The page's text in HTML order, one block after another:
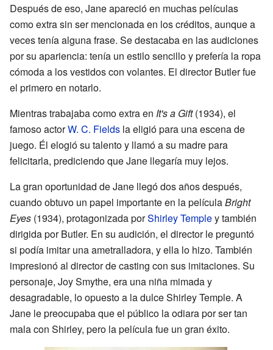
Después de eso, Jane apareció en muchas películas
como extra sin ser mencionada en los créditos, aunque a
veces tenía alguna frase. Se destacaba en las audiciones
por su apariencia: tenía un estilo sencillo y prefería la ropa
cómoda a los vestidos con volantes. El director Butler fue
el primero en notarlo.
Mientras trabajaba como extra en It's a Gift(1934), el
famoso actorW. C. Fields la eligió para una escena de
juego. Él elogió su talento y llamó a su madre para
felicitarla, prediciendo que Jane llegaría muy lejos.
La gran oportunidad de Jane llegó dos años después,
cuando obtuvo un papel importante en la películaBright
Eyes (1934), protagonizada porShirley Templey también
dirigida por Butler. En su audición, el director le preguntó
si podía imitar una ametralladora, y ella lo hizo. También
impresionó al director de casting con sus imitaciones. Su
personaje, Joy Smythe, era una niña mimada y
desagradable, lo opuesto a la dulce Shirley Temple. A
Jane le preocupaba que el público la odiara por ser tan
mala con Shirley, pero la película fue un gran éxito.